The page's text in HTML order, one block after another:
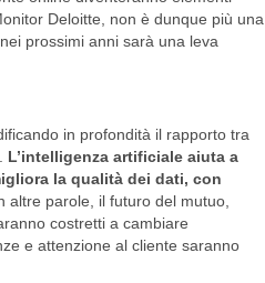
Deloitte, non è dunque più una
prossimi anni sarà una leva
in profondità il rapporto tra
L’intelligenza artificiale aiuta a
la qualità dei dati, con
altre parole, il futuro del mutuo,
costretti a cambiare
e attenzione al cliente saranno